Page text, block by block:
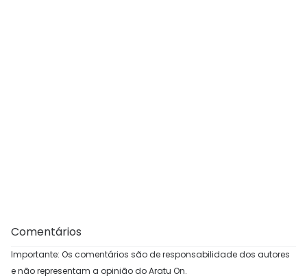
Comentários
Importante: Os comentários são de responsabilidade dos autores
e não representam a opinião do Aratu On.